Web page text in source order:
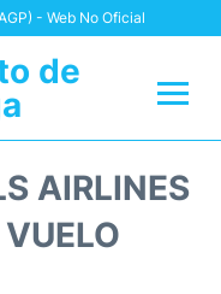
- Web No Oficial
de
AIRLINES